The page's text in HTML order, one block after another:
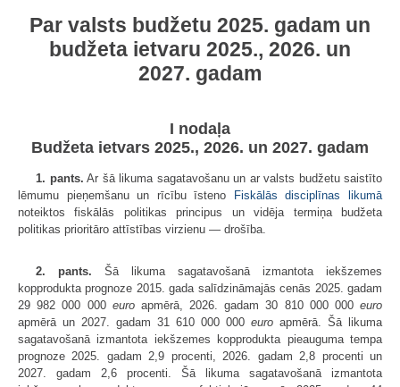
Par valsts budžetu 2025. gadam un
budžeta ietvaru 2025., 2026. un
2027. gadam
I nodaļa
Budžeta ietvars 2025., 2026. un 2027. gadam
1. pants. Ar šā likuma sagatavošanu un ar valsts budžetu saistīto
lēmumu pieņemšanu un rīcību īsteno
Fiskālās disciplīnas likumā
noteiktos fiskālās politikas principus un vidēja termiņa budžeta
politikas prioritāro attīstības virzienu — drošība.
2. pants. Šā likuma sagatavošanā izmantota iekšzemes
kopprodukta prognoze 2015. gada salīdzināmajās cenās 2025. gadam
29 982 000 000 euroapmērā, 2026. gadam 30 810 000 000euro
apmērā un 2027. gadam 31 610 000 000 euro apmērā. Šā likuma
sagatavošanā izmantota iekšzemes kopprodukta pieauguma tempa
prognoze 2025. gadam 2,9 procenti, 2026. gadam 2,8 procenti un
2027. gadam 2,6 procenti. Šā likuma sagatavošanā izmantota